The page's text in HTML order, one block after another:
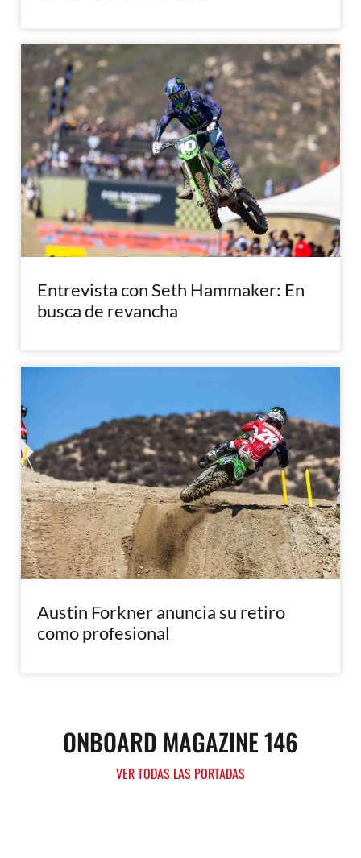
Entrevista con Seth Hammaker: En
busca de revancha
Austin Forkner anuncia su retiro
como profesional
ONBOARD MAGAZINE 146
VER TODAS LAS PORTADAS